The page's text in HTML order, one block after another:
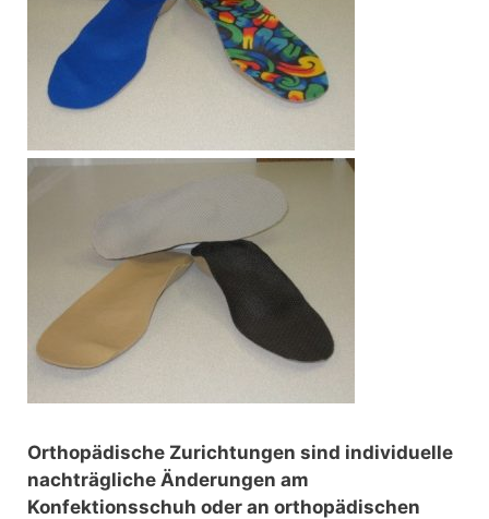
Orthopädische Zurichtungen sind individuelle
nachträgliche Änderungen am
Konfektionsschuh oder an orthopädischen